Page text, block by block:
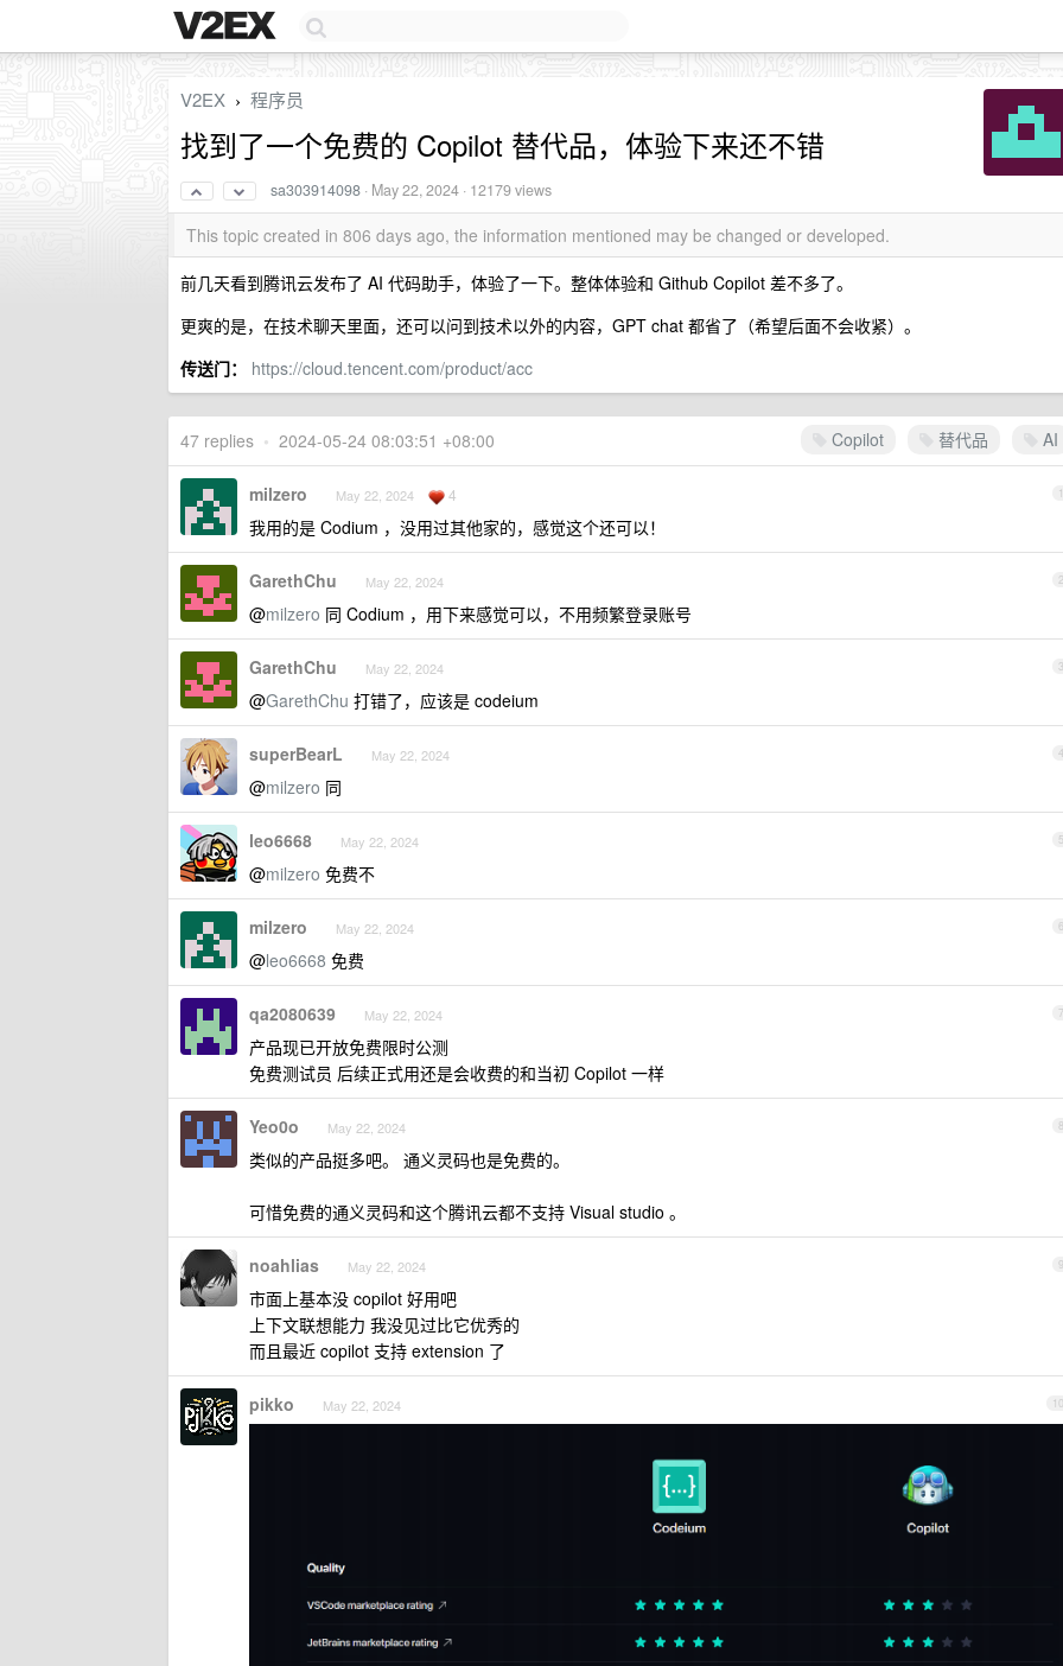
V2EX › 程序员
找到了一个免费的 Copilot 替代品，体验下来还不错
sa303914098 · May 22, 2024 · 12179 views
This topic created in 806 days ago, the information mentioned may be changed or developed.
前几天看到腾讯云发布了 AI 代码助手，体验了一下。整体体验和 Github Copilot 差不多了。
更爽的是，在技术聊天里面，还可以问到技术以外的内容，GPT chat 都省了（希望后面不会收紧）。
传送门：
https://cloud.tencent.com/product/acc
Copilot 替代品 AI
47 replies • 2024-05-24 08:03:51 +08:00
1
milzero May 22, 2024 4
我用的是 Codium ，没用过其他家的，感觉这个还可以！
2
GarethChu May 22, 2024
@milzero 同 Codium ，用下来感觉可以，不用频繁登录账号
3
GarethChu May 22, 2024
@GarethChu 打错了，应该是 codeium
4
superBearL May 22, 2024
@milzero 同
5
leo6668 May 22, 2024
@milzero 免费不
6
milzero May 22, 2024
@leo6668 免费
7
qa2080639 May 22, 2024
产品现已开放免费限时公测
免费测试员 后续正式用还是会收费的和当初 Copilot 一样
8
Yeo0o May 22, 2024
类似的产品挺多吧。 通义灵码也是免费的。
可惜免费的通义灵码和这个腾讯云都不支持 Visual studio 。
9
noahlias May 22, 2024
市面上基本没 copilot 好用吧
上下文联想能力 我没见过比它优秀的
而且最近 copilot 支持 extension 了
10
pikko May 22, 2024